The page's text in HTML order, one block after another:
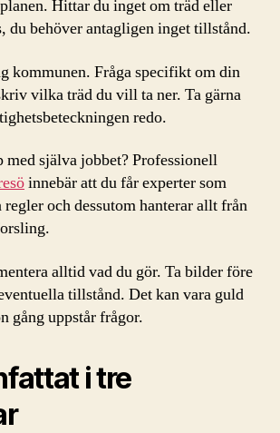
Hittar du inget om träd eller
du behöver antagligen inget tillstånd.
kommunen. Fråga specifikt om din
vilka träd du vill ta ner. Ta gärna
redo.
med själva jobbet? Professionell
innebär att du får experter som
och dessutom hanterar allt från
alltid vad du gör. Ta bilder före
tillstånd. Det kan vara guld
gång uppstår frågor.
i tre